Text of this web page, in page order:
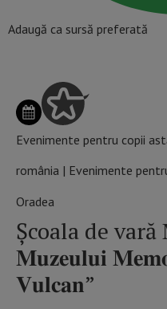
Adaugă ca sursă preferată
Evenimente pentru copii
românia | Evenimente
Oradea
Școala de vară
𝐌𝐮𝐳𝐞𝐮𝐥𝐮𝐢
𝐕𝐮𝐥𝐜𝐚𝐧”